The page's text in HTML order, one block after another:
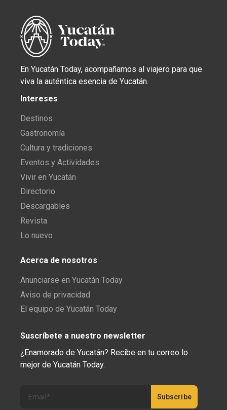
En Yucatán Today, acompañamos al viajero para que
viva la auténtica esencia de Yucatán.
Intereses
Destinos
Gastronomía
Cultura y tradiciones
Eventos y Actividades
Vivir en Yucatán
Directorio
Descargables
Revista
Lo nuevo
Acerca de nosotros
Anunciarse en Yucatán Today
Aviso de privacidad
El equipo de Yucatán Today
Suscríbete a nuestro newsletter
¿Enamorado de Yucatán? Recibe en tu correo lo
mejor de Yucatán Today.